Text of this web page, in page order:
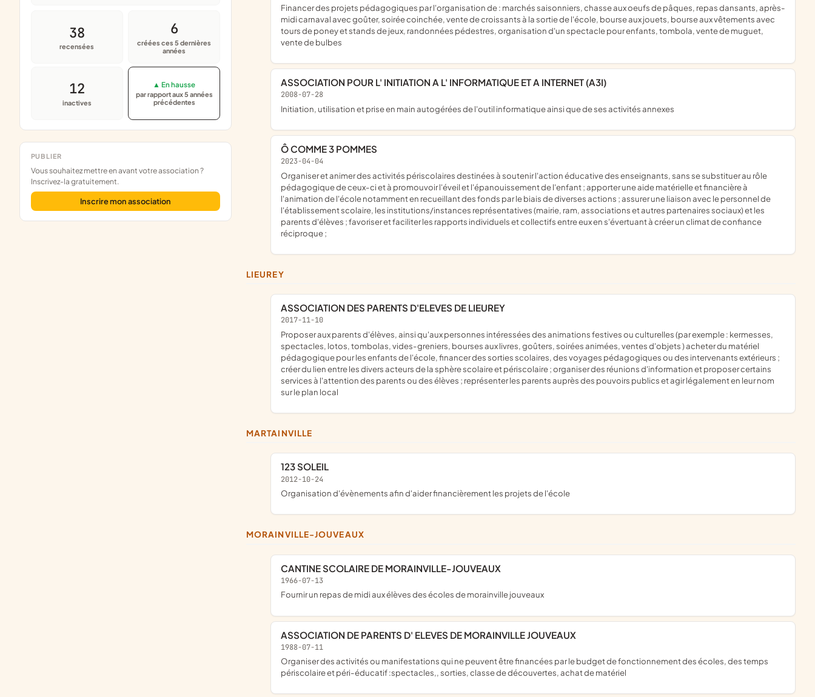
38
recensées
6
créées ces 5 dernières
années
12
inactives
▲ En hausse
par rapport aux 5 années
précédentes
PUBLIER
Vous souhaitez mettre en avant votre association ?
Inscrivez-la gratuitement.
Inscrire mon association
financer des projets pédagogiques par l'organisation de : marchés saisonniers, chasse aux oeufs de pâques, repas dansants, après-
midi carnaval avec goûter, soirée coinchée, vente de croissants à la sortie de l'école, bourse aux jouets, bourse aux vêtements avec
tours de poney et stands de jeux, randonnées pédestres, organisation d'un spectacle pour enfants, tombola, vente de muguet,
vente de bulbes
ASSOCIATION POUR L' INITIATION A L' INFORMATIQUE ET A INTERNET (A3I)
2008-07-28
initiation, utilisation et prise en main autogérées de l'outil informatique ainsi que de ses activités annexes
Ô COMME 3 POMMES
2023-04-04
organiser et animer des activités périscolaires destinées à soutenir l'action éducative des enseignants, sans se substituer au rôle
pédagogique de ceux-ci et à promouvoir l'éveil et l'épanouissement de l'enfant ; apporter une aide matérielle et financière à
l'animation de l'école notamment en recueillant des fonds par le biais de diverses actions ; assurer une liaison avec le personnel de
l'établissement scolaire, les institutions/instances représentatives (mairie, ram, associations et autres partenaires sociaux) et les
parents d'élèves ; favoriser et faciliter les rapports individuels et collectifs entre eux en s'évertuant à créer un climat de confiance
réciproque ;
LIEUREY
ASSOCIATION DES PARENTS D'ELEVES DE LIEUREY
2017-11-10
proposer aux parents d'élèves, ainsi qu'aux personnes intéressées des animations festives ou culturelles (par exemple : kermesses,
spectacles, lotos, tombolas, vides-greniers, bourses aux livres, goûters, soirées animées, ventes d'objets ) acheter du matériel
pédagogique pour les enfants de l'école, financer des sorties scolaires, des voyages pédagogiques ou des intervenants extérieurs ;
créer du lien entre les divers acteurs de la sphère scolaire et périscolaire ; organiser des réunions d'information et proposer certains
services à l'attention des parents ou des élèves ; représenter les parents auprès des pouvoirs publics et agir légalement en leur nom
sur le plan local
MARTAINVILLE
123 SOLEIL
2012-10-24
organisation d'évènements afin d'aider financièrement les projets de l'école
MORAINVILLE-JOUVEAUX
CANTINE SCOLAIRE DE MORAINVILLE-JOUVEAUX
1966-07-13
fournir un repas de midi aux élèves des écoles de morainville jouveaux
ASSOCIATION DE PARENTS D' ELEVES DE MORAINVILLE JOUVEAUX
1988-07-11
organiser des activités ou manifestations qui ne peuvent être financées par le budget de fonctionnement des écoles, des temps
périscolaire et péri-éducatif :spectacles,, sorties, classe de découvertes, achat de matériel